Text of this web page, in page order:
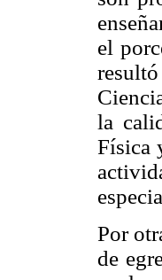
el
la
Física
Por
de